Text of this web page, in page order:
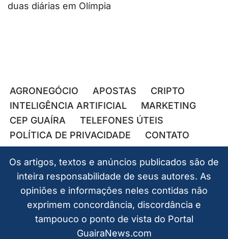
duas diárias em Olímpia
AGRONEGÓCIO APOSTAS
CRIPTO
INTELIGÊNCIA ARTIFICIAL
MARKETING
CEP GUAÍRA
TELEFONES ÚTEIS
POLÍTICA DE PRIVACIDADE
CONTATO
Os artigos, textos e anúncios publicados são de
inteira responsabilidade de seus autores. As
opiniões e informações neles contidas não
exprimem concordância, discordância e
tampouco o ponto de vista do Portal
GuairaNews.com